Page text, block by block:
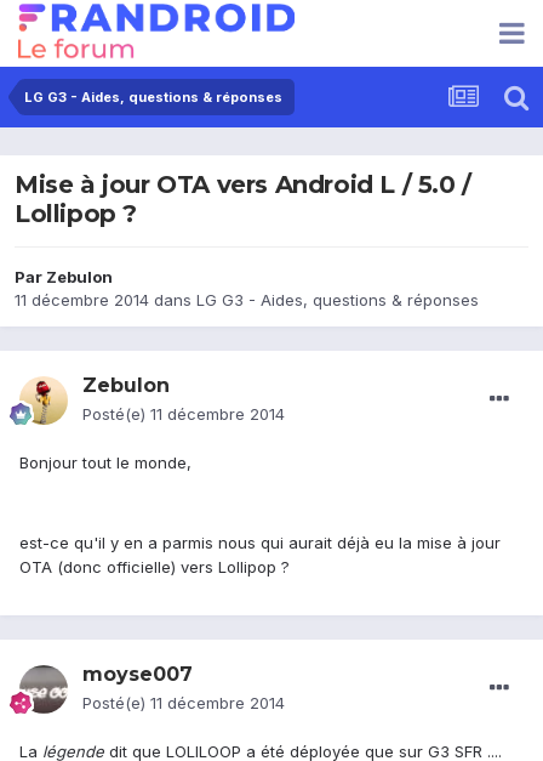
LG G3 - Aides, questions & réponses
Mise à jour OTA vers Android L / 5.0 /
Lollipop ?
Par Zebulon
11 décembre 2014 dans LG G3 - Aides, questions & réponses
Zebulon
Posté(e) 11 décembre 2014
Bonjour tout le monde,
est-ce qu'il y en a parmis nous qui aurait déjà eu la mise à jour
OTA (donc officielle) vers Lollipop ?
moyse007
Posté(e) 11 décembre 2014
La légende dit que LOLILOOP a été déployée que sur G3 SFR ....